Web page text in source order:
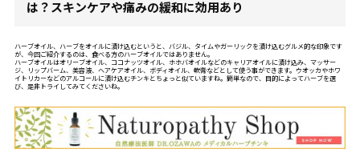
は？スキンケアや痛みの緩和に効用あり
ハーブオイル、ハーブをオイルに漬け込むというと、バジル、タイムやガーリックを漬け込むグルメ的な印象です
が、今回ご紹介するのは、食べる方のハーブオイルではありません。
ハーブオイルはオリーブオイル、ココナッツオイル、ホホバオイルなどのキャリアオイルに漬け込み、マッサー
ジ、リップバーム、美容液、ヘアケアオイル、ボディオイル、軟膏などとして使う事ができます。ウオッカやホワ
イトリカーなどのアルコールに漬け込むチンキとちょっと似ていますね。簡単なので、目的によってハーブを選
び、是非トライしてみてくださいね。